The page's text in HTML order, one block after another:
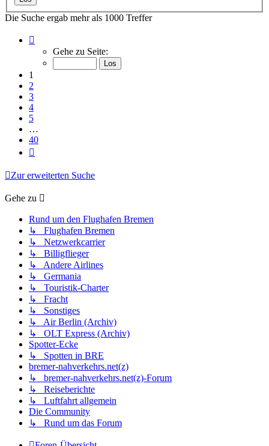
Die Suche ergab mehr als 1000 Treffer
von
Gehe zu Seite:
1
2
3
4
5
…
40
Zur erweiterten Suche
Gehe zu
Rund um den Flughafen Bremen
↳ Flughafen Bremen
↳ Netzwerkcarrier
↳ Billigflieger
↳ Andere Airlines
↳ Germania
↳ Touristik-Charter
↳ Fracht
↳ Sonstiges
↳ Air Berlin (Archiv)
↳ OLT Express (Archiv)
Spotter-Ecke
↳ Spotten in BRE
bremer-nahverkehrs.net(z)
↳ bremer-nahverkehrs.net(z)-Forum
↳ Reiseberichte
↳ Luftfahrt allgemein
Die Community
↳ Rund um das Forum